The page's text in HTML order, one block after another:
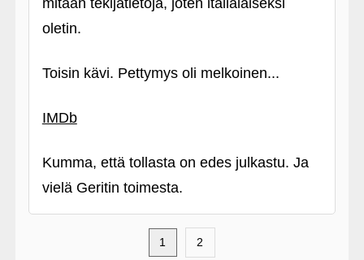
mitään tekijätietoja, joten italialaiseksi
oletin.
Toisin kävi. Pettymys oli melkoinen...
IMDb
Kumma, että tollasta on edes julkastu. Ja
vielä Geritin toimesta.
1 2